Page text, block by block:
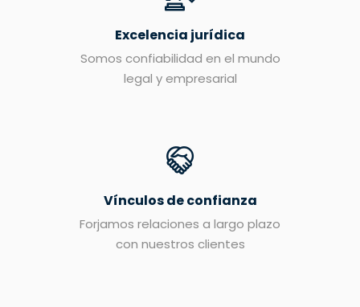
Excelencia jurídica
Somos confiabilidad en el mundo
legal y empresarial
Vínculos de confianza
Forjamos relaciones a largo plazo
con nuestros clientes